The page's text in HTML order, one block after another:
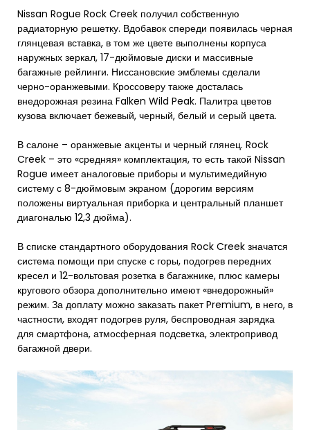
Nissan Rogue Rock Creek получил собственную
радиаторную решетку. Вдобавок спереди появилась черная
глянцевая вставка, в том же цвете выполнены корпуса
наружных зеркал, 17-дюймовые диски и массивные
багажные рейлинги. Ниссановские эмблемы сделали
черно-оранжевыми. Кроссоверу также досталась
внедорожная резина Falken Wild Peak. Палитра цветов
кузова включает бежевый, черный, белый и серый цвета.
В салоне – оранжевые акценты и черный глянец. Rock
Creek – это «средняя» комплектация, то есть такой Nissan
Rogue имеет аналоговые приборы и мультимедийную
систему с 8-дюймовым экраном (дорогим версиям
положены виртуальная приборка и центральный планшет
диагональю 12,3 дюйма).
В списке стандартного оборудования Rock Creek значатся
система помощи при спуске с горы, подогрев передних
кресел и 12-вольтовая розетка в багажнике, плюс камеры
кругового обзора дополнительно имеют «внедорожный»
режим. За доплату можно заказать пакет Premium, в него, в
частности, входят подогрев руля, беспроводная зарядка
для смартфона, атмосферная подсветка, электропривод
багажной двери.